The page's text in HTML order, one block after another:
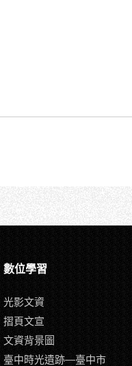
數位學習
光影文資
摺頁文宣
文資背景圖
臺中時光遺跡—臺中市